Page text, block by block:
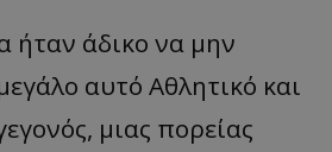
ήταν άδικο να μην
αυτό Αθλητικό και
μιας πορείας